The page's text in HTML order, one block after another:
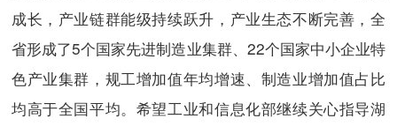
成长，产业链群能级持续跃升，产业生态不断完善，全
省形成了5个国家先进制造业集群、22个国家中小企业特
色产业集群，规工增加值年均增速、制造业增加值占比
均高于全国平均。希望工业和信息化部继续关心指导湖